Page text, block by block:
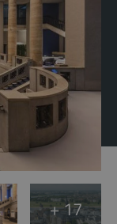
+ 17